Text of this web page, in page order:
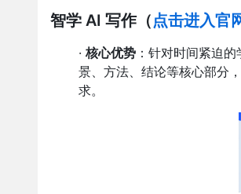
智学 AI 写作（点击进入官
· 核心优势 ：针对时间紧迫
景、方法、结论等核心部分
求。